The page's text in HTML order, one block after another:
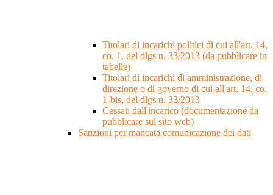
Titolari di incarichi politici di cui all'art. 14,
co. 1, del dlgs n. 33/2013 (da pubblicare in
tabelle)
Titolari di incarichi di amministrazione, di
direzione o di governo di cui all'art. 14, co.
1-bis, del dlgs n. 33/2013
Cessati dall'incarico (documentazione da
pubblicare sul sito web)
Sanzioni per mancata comunicazione dei dati